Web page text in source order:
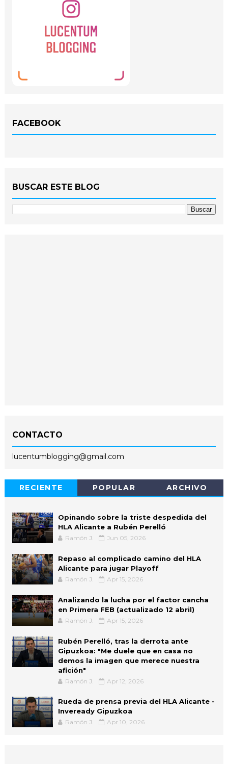
FACEBOOK
BUSCAR ESTE BLOG
CONTACTO
lucentumblogging@gmail.com
RECIENTE POPULAR ARCHIVO
Opinando sobre la triste despedida del
HLA Alicante a Rubén Perelló
Ramón J. Jun 05, 2026
Repaso al complicado camino del HLA
Alicante para jugar Playoff
Ramón J. Apr 15, 2026
Analizando la lucha por el factor cancha
en Primera FEB (actualizado 12 abril)
Ramón J. Apr 15, 2026
Rubén Perelló, tras la derrota ante
Gipuzkoa: "Me duele que en casa no
demos la imagen que merece nuestra
afición"
Ramón J. Apr 12, 2026
Rueda de prensa previa del HLA Alicante -
Inveready Gipuzkoa
Ramón J. Apr 10, 2026